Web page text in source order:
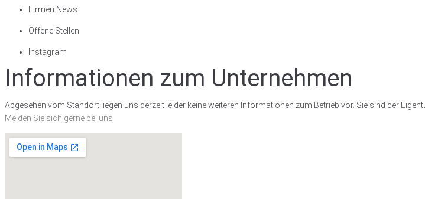
Firmen News
Offene Stellen
Instagram
Informationen zum Unternehmen
Abgesehen vom Standort liegen uns derzeit leider keine weiteren Informationen zum Betrieb vor. Sie sind der
Melden Sie sich gerne bei uns